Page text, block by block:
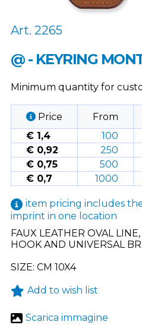
Art. 2265
@ - KEYRING
Minimum quantity for
Price From
€ 1,4
100
€ 0,92
250
€ 0,75
500
€ 0,7
1000
item pricing includes
imprint in one location
FAUX LEATHER OVAL
HOOK AND UNIVERSAL
SIZE: CM 10X4
Add to wish list
Scarica immagine